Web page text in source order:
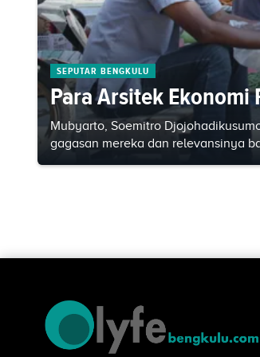
SEPUTAR BENGKULU
Para Arsitek
Mubyarto, Soemitro
gagasan mereka dan relevansinya